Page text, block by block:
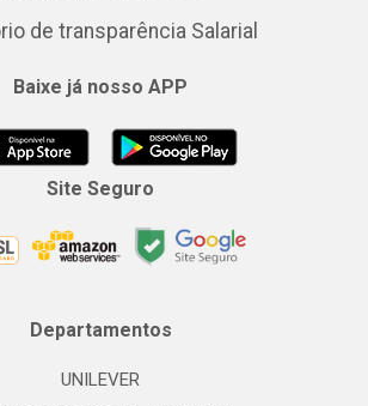
de transparência Salarial
Baixe já nosso APP
Site Seguro
Departamentos
UNILEVER